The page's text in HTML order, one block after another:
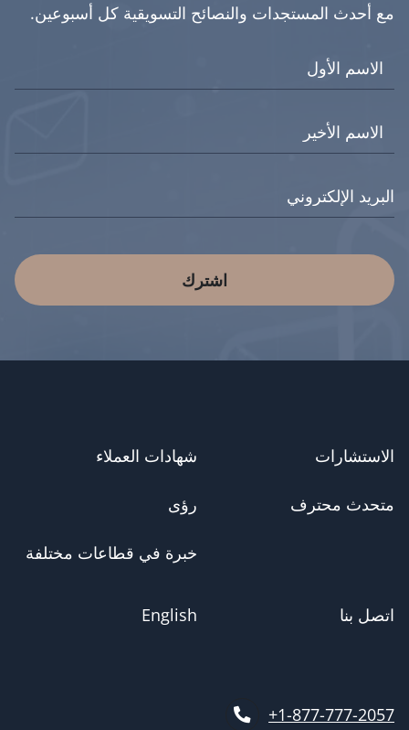
مع أحدث المستجدات والنصائح التسويقية كل أسبوعين.
اشترك
الاستشارات
متحدث محترف
شهادات العملاء
رؤى
خبرة في قطاعات مختلفة
اتصل بنا English
1-877-777-2057+